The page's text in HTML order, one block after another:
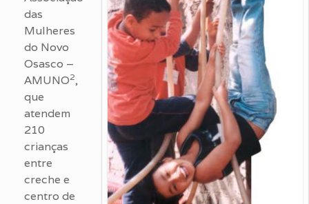
das
Mulheres
do Novo
Osasco –
AMUNO2,
que
atendem
210
crianças
entre
creche e
centro de